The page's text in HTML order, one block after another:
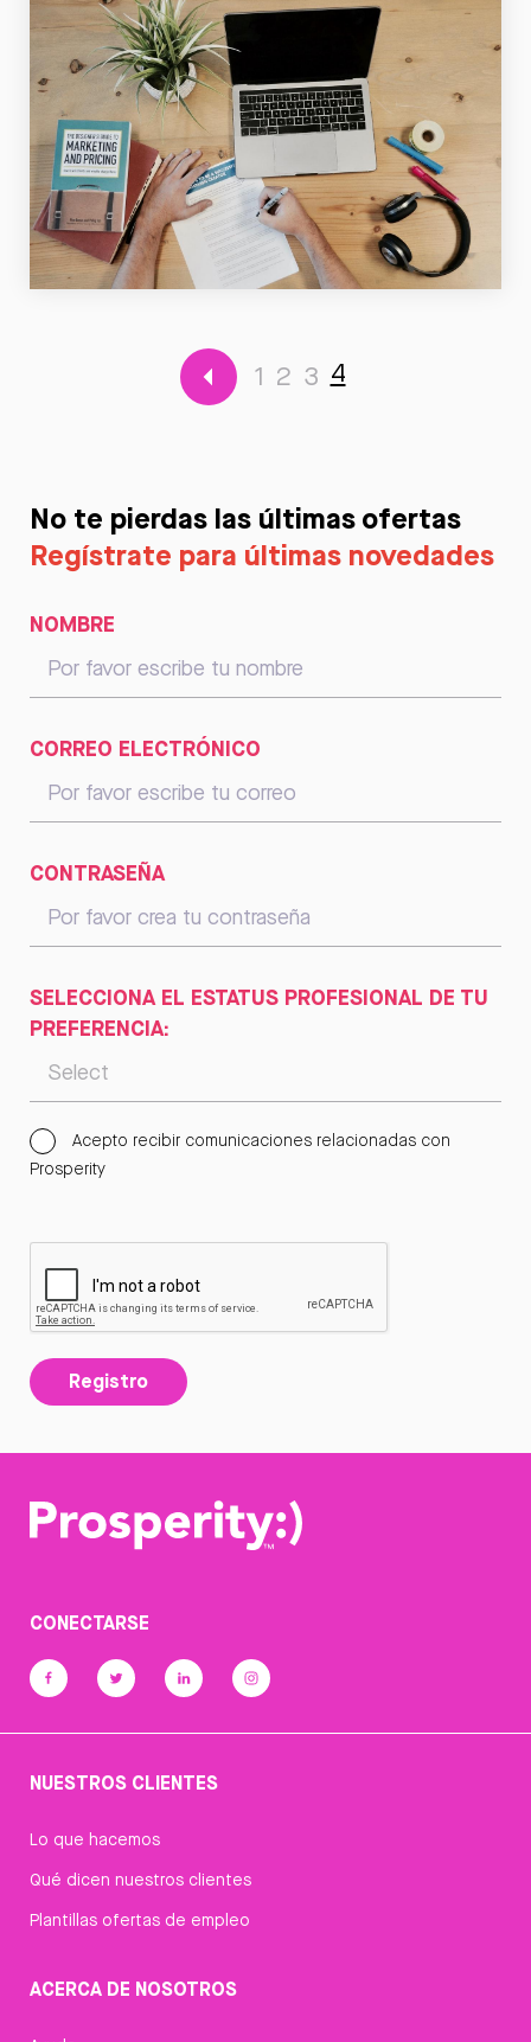
1 2 3 4
No te pierdas las últimas ofertas
Regístrate para últimas novedades
NOMBRE
CORREO ELECTRÓNICO
CONTRASEÑA
SELECCIONA EL ESTATUS PROFESIONAL DE TU
PREFERENCIA:
Acepto recibir comunicaciones relacionadas con
Prosperity
Registro
CONECTARSE
NUESTROS CLIENTES
Lo que hacemos
Qué dicen nuestros clientes
Plantillas ofertas de empleo
ACERCA DE NOSOTROS